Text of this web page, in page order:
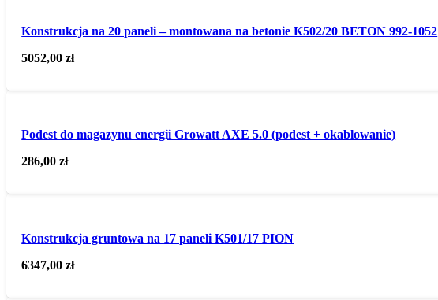
Konstrukcja na 20 paneli – montowana na betonie K502/20 BETON 992-1052
5052,00zł
Podest do magazynu energii Growatt AXE 5.0 (podest + okablowanie)
286,00zł
Konstrukcja gruntowa na 17 paneli K501/17 PION
6347,00zł